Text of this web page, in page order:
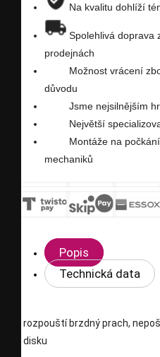
Na kvalitu dohlíží
Spolehlivá doprava
prodejnách
Možnost vrácení
důvodu
Jsme nejsilnějším
Největší
Montáže na
mechaniků
Popis
Technická data
rozpouští brzdný prach,
disku